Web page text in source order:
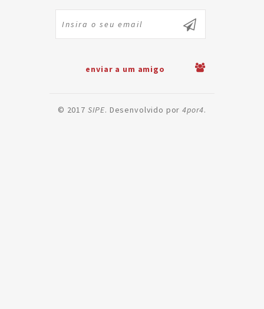
enviar a um amigo
© 2017 SIPE. Desenvolvido por4por4.